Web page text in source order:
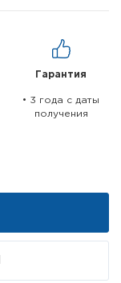
Гарантия
• 3 года c даты
получения